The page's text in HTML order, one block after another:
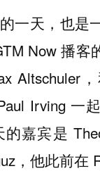
一天，也是
Now 播客
Altschuler
Irving 一
嘉宾是
，他此前在